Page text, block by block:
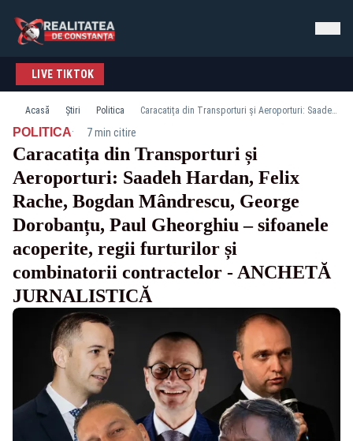
LIVE TIKTOK
Acasă Știri Politica Caracatița din Transporturi și Aeroporturi: Saadeh Hardan, Felix Rache, Bogdan Mândrescu, George Dorobanțu, Paul Gheorghiu – sifoanele acoperite, regii furturilor și combinatorii contractelor - ANCHETĂ JURNALISTICĂ
POLITICA· 7 min citire
Caracatița din Transporturi și
Aeroporturi: Saadeh Hardan, Felix
Rache, Bogdan Mândrescu, George
Dorobanțu, Paul Gheorghiu – sifoanele
acoperite, regii furturilor și
combinatorii contractelor - ANCHETĂ
JURNALISTICĂ